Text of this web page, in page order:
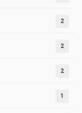
2
2
2
1